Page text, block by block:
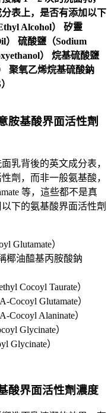
胺基酸界面活性劑
乳背後的英文成分表，
劑，而非一般氨基酸，
等，這些都不是真
下的氨基酸界面活性劑
Glutamate）
椰油醯基丙胺酸鈉
Cocoyl Taurate）
Glutamate）
Alaninate）
Glycinate）
Glycinate）
酸界面活性劑濃度